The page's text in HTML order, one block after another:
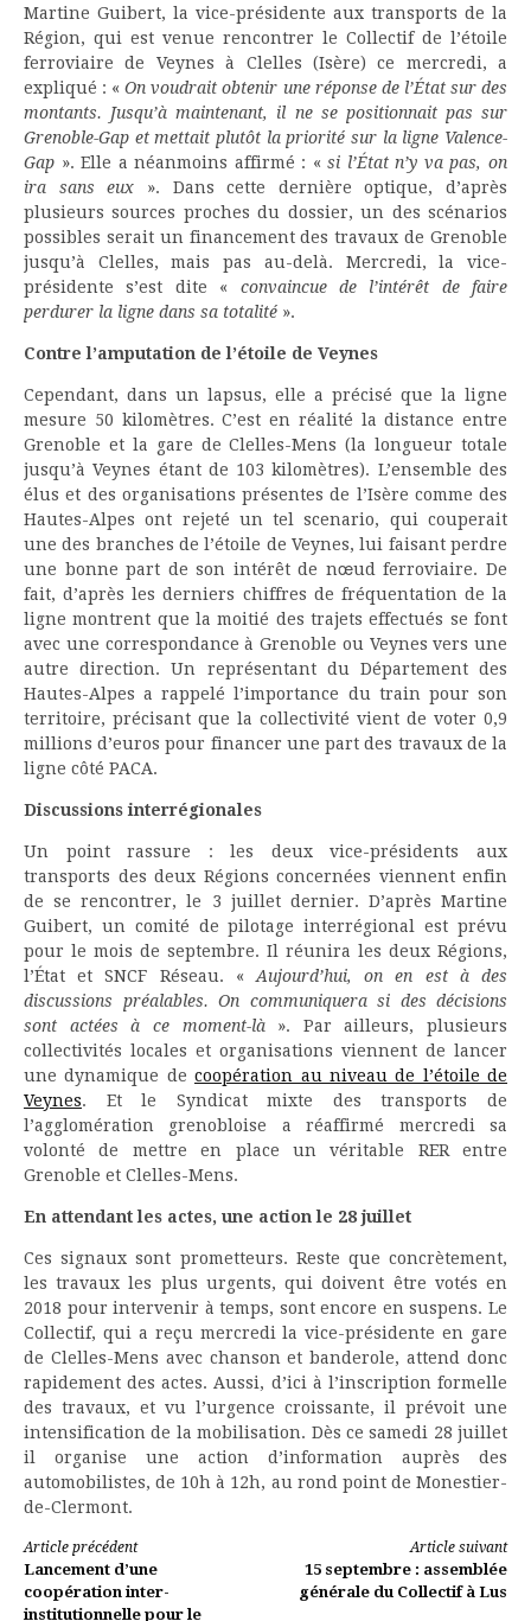
Martine Guibert, la vice-présidente aux transports de la
Région, qui est venue rencontrer le Collectif de l’étoile
ferroviaire de Veynes à Clelles (Isère) ce mercredi, a
expliqué : «On voudrait obtenir une réponse de l’État sur des
montants. Jusqu’à maintenant, il ne se positionnait pas sur
Grenoble-Gap et mettait plutôt la priorité sur la ligne Valence-
Gap ». Elle a néanmoins affirmé : «si l’État n’y va pas, on
ira sans eux ». Dans cette dernière optique, d’après
plusieurs sources proches du dossier, un des scénarios
possibles serait un financement des travaux de Grenoble
jusqu’à Clelles, mais pas au-delà. Mercredi, la vice-
présidente s’est dite « convaincue de l’intérêt de faire
perdurer la ligne dans sa totalité ».
Contre l’amputation de l’étoile de Veynes
Cependant, dans un lapsus, elle a précisé que la ligne
mesure 50 kilomètres. C’est en réalité la distance entre
Grenoble et la gare de Clelles-Mens (la longueur totale
jusqu’à Veynes étant de 103 kilomètres). L’ensemble des
élus et des organisations présentes de l’Isère comme des
Hautes-Alpes ont rejeté un tel scenario, qui couperait
une des branches de l’étoile de Veynes, lui faisant perdre
une bonne part de son intérêt de nœud ferroviaire. De
fait, d’après les derniers chiffres de fréquentation de la
ligne montrent que la moitié des trajets effectués se font
avec une correspondance à Grenoble ou Veynes vers une
autre direction. Un représentant du Département des
Hautes-Alpes a rappelé l’importance du train pour son
territoire, précisant que la collectivité vient de voter 0,9
millions d’euros pour financer une part des travaux de la
ligne côté PACA.
Discussions interrégionales
Un point rassure : les deux vice-présidents aux
transports des deux Régions concernées viennent enfin
de se rencontrer, le 3 juillet dernier. D’après Martine
Guibert, un comité de pilotage interrégional est prévu
pour le mois de septembre. Il réunira les deux Régions,
l’État et SNCF Réseau. « Aujourd’hui, on en est à des
discussions préalables. On communiquera si des décisions
sont actées à ce moment-là». Par ailleurs, plusieurs
collectivités locales et organisations viennent de lancer
une dynamique decoopération au niveau de l’étoile de
Veynes. Et le Syndicat mixte des transports de
l’agglomération grenobloise a réaffirmé mercredi sa
volonté de mettre en place un véritable RER entre
Grenoble et Clelles-Mens.
En attendant les actes, une action le 28 juillet
Ces signaux sont prometteurs. Reste que concrètement,
les travaux les plus urgents, qui doivent être votés en
2018 pour intervenir à temps, sont encore en suspens. Le
Collectif, qui a reçu mercredi la vice-présidente en gare
de Clelles-Mens avec chanson et banderole, attend donc
rapidement des actes. Aussi, d’ici à l’inscription formelle
des travaux, et vu l’urgence croissante, il prévoit une
intensification de la mobilisation. Dès ce samedi 28 juillet
il organise une action d’information auprès des
automobilistes, de 10h à 12h, au rond point de Monestier-
de-Clermont.
Lire
la
Article précédent
Lancement d’une
coopération inter-
institutionnelle pour le
Article suivant
15 septembre : assemblée
générale du Collectif à Lus